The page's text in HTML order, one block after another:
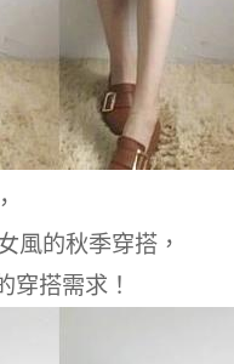
風的秋季穿搭，
穿搭需求！